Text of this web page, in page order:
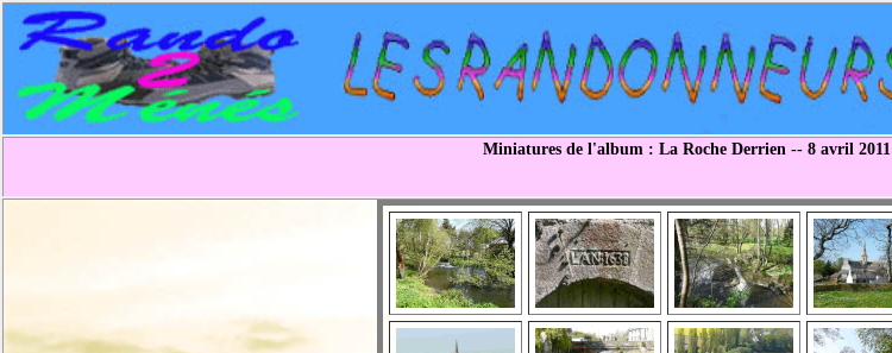
Miniatures de l'album : La Roche Derrien -- 8 avril 2011